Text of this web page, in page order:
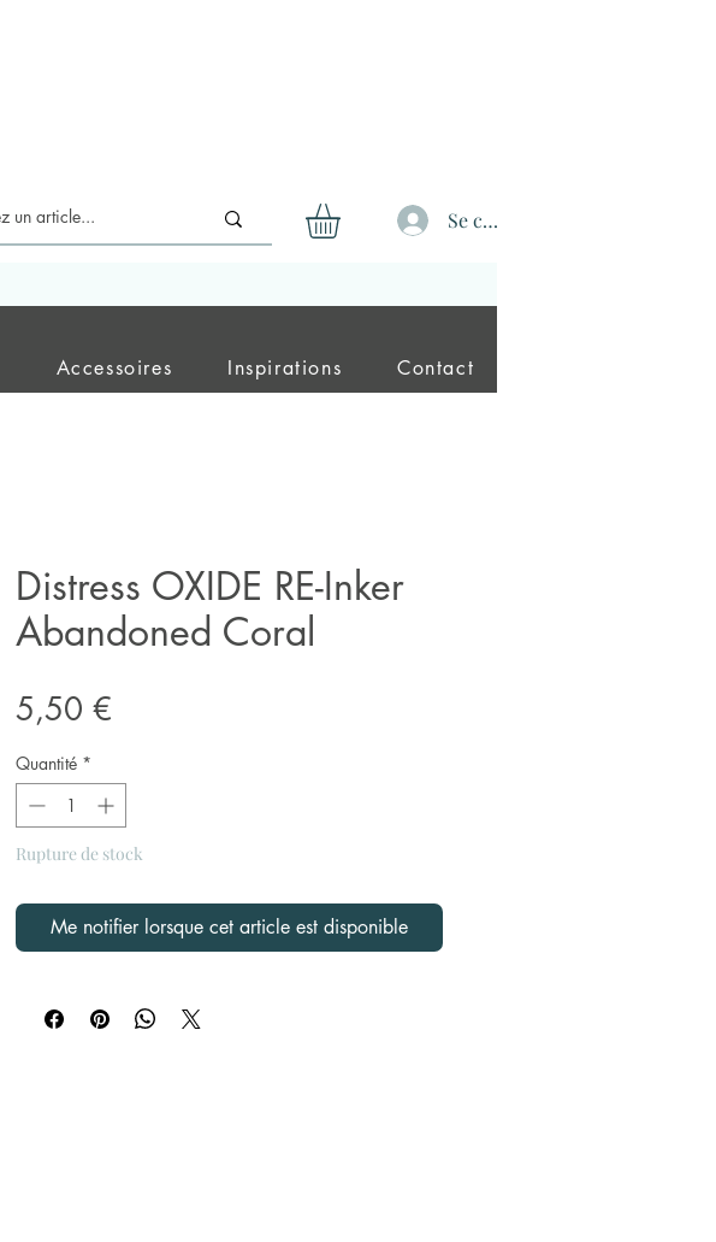
Se connecter
Accessoires Inspirations Contact
Distress OXIDE RE-Inker
Abandoned Coral
5,50 €
Quantité *
Rupture de stock
Me notifier lorsque cet article est disponible